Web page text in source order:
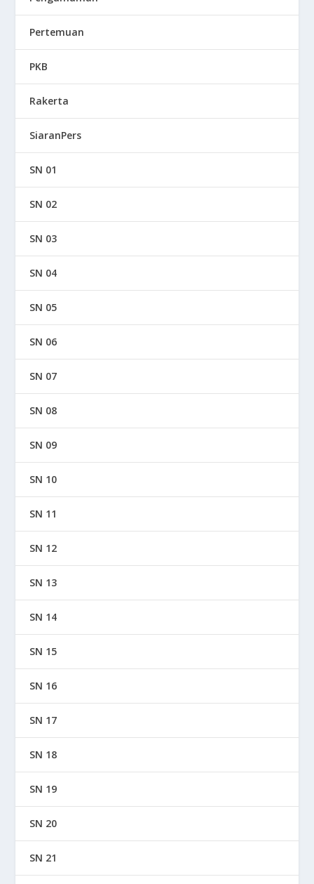
Pertemuan
PKB
Rakerta
SiaranPers
SN 01
SN 02
SN 03
SN 04
SN 05
SN 06
SN 07
SN 08
SN 09
SN 10
SN 11
SN 12
SN 13
SN 14
SN 15
SN 16
SN 17
SN 18
SN 19
SN 20
SN 21